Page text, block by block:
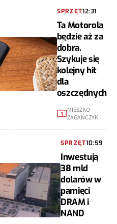
SPRZĘT12:31
Ta Motorola
będzie aż za
dobra.
Szykuje się
kolejny hit
dla
oszczędnych
1
MIESZKO
ZAGAŃCZYK
SPRZĘT10:59
Inwestują
38 mld
dolarów w
pamięci
DRAM i
NAND